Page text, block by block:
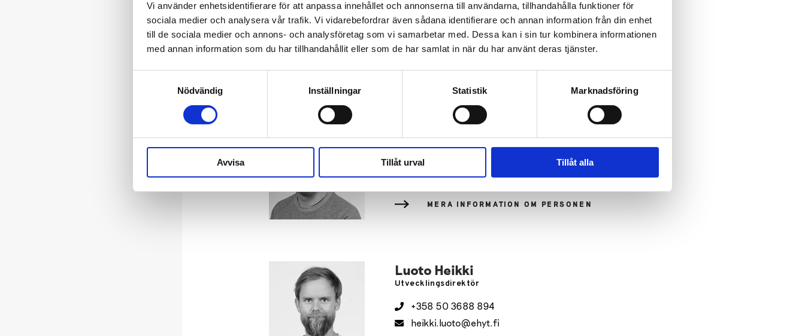
Vi använder enhetsidentifierare för att anpassa innehållet och annonserna till användarna, tillhandahålla funktioner för
sociala medier och analysera vår trafik. Vi vidarebefordrar även sådana identifierare och annan information från din enhet
till de sociala medier och annons- och analysföretag som vi samarbetar med. Dessa kan i sin tur kombinera informationen
med annan information som du har tillhandahållit eller som de har samlat in när du har använt deras tjänster.
Nödvändig
Inställningar Statistik Marknadsföring
Avvisa Tillåt urval Tillåt alla
Verksamhetsledare
050 527 4780
juha.mikkonen@ehyt.fi
Direktör (medborgarverksamhet)
040 450 9077
MERA INFORMATION OM PERSONEN
Luoto Heikki
Utvecklingsdirektör
+358 50 3688 894
heikki.luoto@ehyt.fi